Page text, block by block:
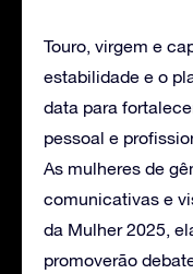
Touro, virgem e
estabilidade e o
data para
pessoal e
As mulheres de
comunicativas e
da Mulher 2025,
promoverão